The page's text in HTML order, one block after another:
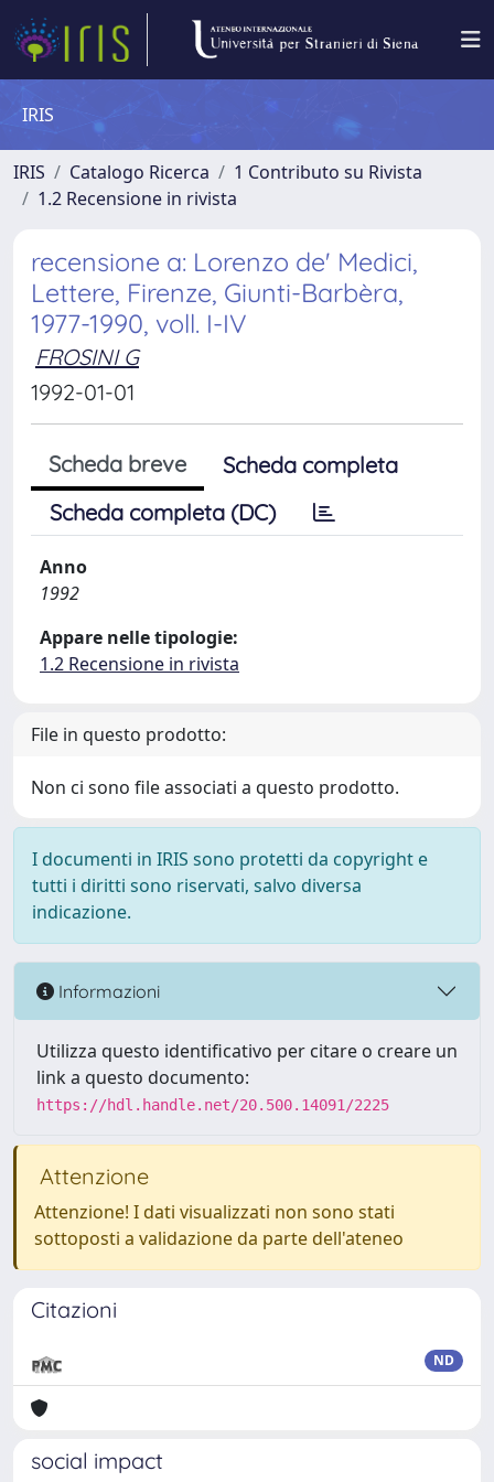
IRIS
IRIS Catalogo Ricerca
1 Contributo su Rivista
1.2 Recensione in rivista
recensione a: Lorenzo de' Medici,
Lettere, Firenze, Giunti-Barbèra,
1977-1990, voll. I-IV
FROSINI G
1992-01-01
Scheda breve
Scheda completa
Scheda completa (DC)
Anno
1992
Appare nelle tipologie:
1.2 Recensione in rivista
File in questo prodotto:
Non ci sono file associati a questo prodotto.
I documenti in IRIS sono protetti da copyright e
tutti i diritti sono riservati, salvo diversa
indicazione.
Informazioni
Utilizza questo identificativo per citare o creare un
link a questo documento:
https://hdl.handle.net/20.500.14091/2225
Attenzione
Attenzione! I dati visualizzati non sono stati
sottoposti a validazione da parte dell'ateneo
Citazioni
ND
social impact